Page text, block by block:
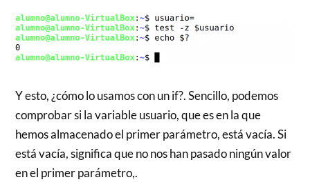
Y esto, ¿cómo lo usamos con un if?. Sencillo, podemos
comprobar si la variable usuario, que es en la que
hemos almacenado el primer parámetro, está vacía. Si
está vacía, significa que no nos han pasado ningún valor
en el primer parámetro,.